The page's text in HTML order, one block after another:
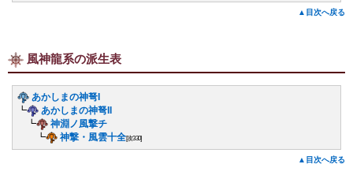
▲目次へ戻る
風神龍系の派生表
あかしまの神弩I
┗
あかしまの神弩II
┗
神淵ノ風撃チ
┗
神撃・風雲十全[攻330]
▲目次へ戻る